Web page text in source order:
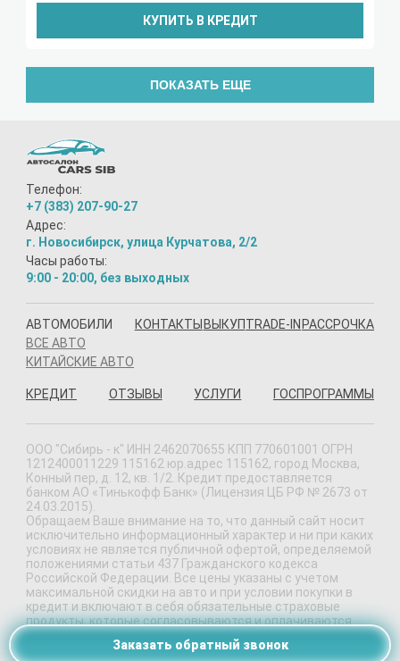
КУПИТЬ В КРЕДИТ
ПОКАЗАТЬ ЕЩЕ
Телефон:
+7 (383) 207-90-27
Адрес:
г. Новосибирск, улица Курчатова, 2/2
Часы работы:
9:00 - 20:00, без выходных
АВТОМОБИЛИ
ВСЕ АВТО
КИТАЙСКИЕ АВТО
КОНТАКТЫ ВЫКУПTRADE-IN РАССРОЧКА
КРЕДИТ ОТЗЫВЫ УСЛУГИ ГОСПРОГРАММЫ
ООО "Сибирь - к" ИНН 2462070655 КПП 770601001 ОГРН
1212400011229 115162 юр.адрес 115162, город Москва,
Конный пер, д. 12, кв. 1/2. Кредит предоставляется
банком АО «Тинькофф Банк» (Лицензия ЦБ РФ № 2673 от
24.03.2015).
Обращаем Ваше внимание на то, что данный сайт носит
исключительно информационный характер и ни при каких
условиях не является публичной офертой, определяемой
положениями статьи 437 Гражданского кодекса
Российской Федерации. Все цены указаны с учетом
максимальной скидки на авто и при условии покупки в
кредит и включают в себя обязательные страховые
продукты, которые согласовываются и оплачиваются
отдельно.
Политика конфиденциальности
Заказать обратный звонок